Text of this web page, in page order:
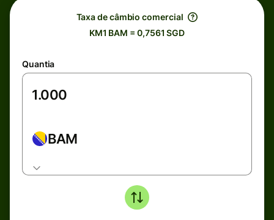
Taxa de câmbio comercial
KM1 BAM = 0,7561 SGD
Quantia
BAM